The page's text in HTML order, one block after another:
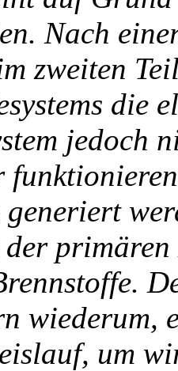
Nach
zweiten
die
jedoch
generiert
wiederum,
um